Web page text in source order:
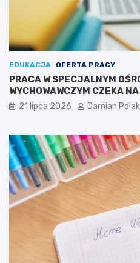
EDUKACJA OFERTA PRACY
PRACA W SPECJALNYM
WYCHOWAWCZYM CZEKA
21 lipca 2026 Damian Polak